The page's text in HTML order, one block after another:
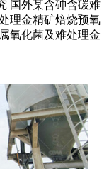
国外某含砷含碳难
理金精矿焙烧预氧
氧化菌及难处理金